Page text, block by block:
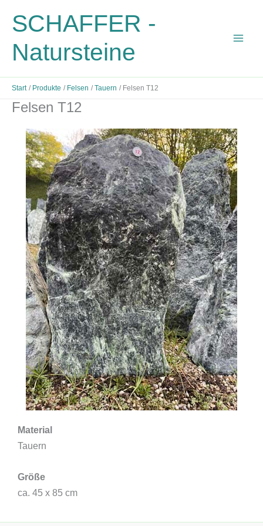
InhaltSCHAFFER -
Natursteine
Start Produkte Felsen Tauern Felsen T12
Felsen T12
Material
Tauern
Größe
ca. 45 x 85 cm